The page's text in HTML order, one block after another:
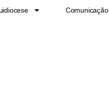
Comunicação